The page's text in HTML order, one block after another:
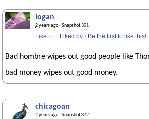
logan
2 years ago· Snapshot 301
Like · Liked by · Be the first to like this!
Bad hombre wipes out good people like
bad money wipes out good money.
chicagoan
2 years ago· Snapshot 372